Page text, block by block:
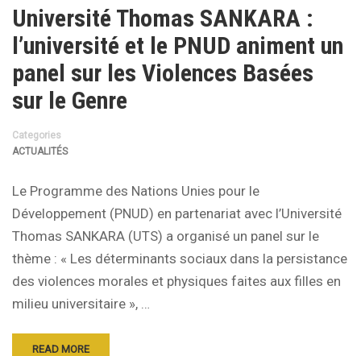
Université Thomas SANKARA :
l’université et le PNUD animent un
panel sur les Violences Basées
sur le Genre
Categories
ACTUALITÉS
Le Programme des Nations Unies pour le
Développement (PNUD) en partenariat avec l’Université
Thomas SANKARA (UTS) a organisé un panel sur le
thème : « Les déterminants sociaux dans la persistance
des violences morales et physiques faites aux filles en
milieu universitaire », …
READ MORE